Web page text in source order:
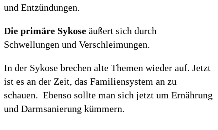
und Entzündungen.
Die primäre Sykose äußert sich durch
Schwellungen und Verschleimungen.
In der Sykose brechen alte Themen wieder auf. Jetzt
ist es an der Zeit, das Familiensystem an zu
schauen. Ebenso sollte man sich jetzt um Ernährung
und Darmsanierung kümmern.